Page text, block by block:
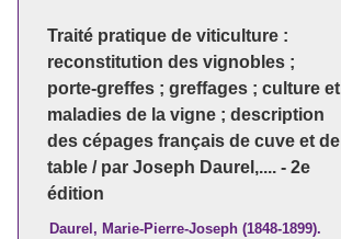
Traité pratique de viticulture :
reconstitution des vignobles ;
porte-greffes ; greffages ; culture et
maladies de la vigne ; description
des cépages français de cuve et de
table / par Joseph Daurel,.... - 2e
édition
Daurel, Marie-Pierre-Joseph (1848-1899).